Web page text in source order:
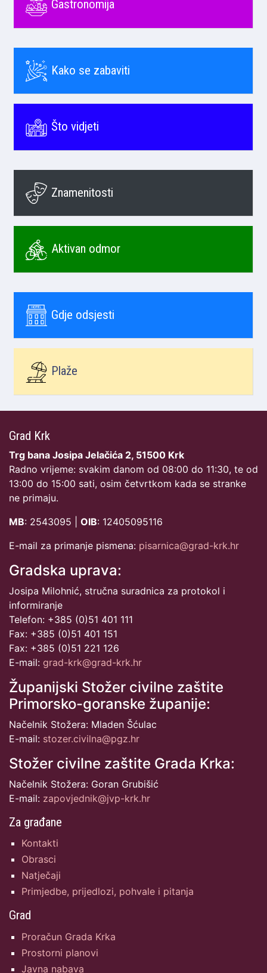
Gastronomija
Kako se zabaviti
Što vidjeti
Znamenitosti
Aktivan odmor
Gdje odsjesti
Plaže
Grad Krk
Trg bana Josipa Jelačića 2, 51500 Krk
Radno vrijeme: svakim danom od 08:00 do 11:30, te od
13:00 do 15:00 sati, osim četvrtkom kada se stranke
ne primaju.
MB: 2543095 | OIB: 12405095116
E-mail za primanje pismena: pisarnica@grad-krk.hr
Gradska uprava:
Josipa Milohnić, stručna suradnica za protokol i
informiranje
Telefon: +385 (0)51 401 111
Fax: +385 (0)51 401 151
Fax: +385 (0)51 221 126
E-mail: grad-krk@grad-krk.hr
Županijski Stožer civilne zaštite
Primorsko-goranske županije:
Načelnik Stožera: Mladen Šćulac
E-mail: stozer.civilna@pgz.hr
Stožer civilne zaštite Grada Krka:
Načelnik Stožera: Goran Grubišić
E-mail: zapovjednik@jvp-krk.hr
Za građane
Kontakti
Obrasci
Natječaji
Primjedbe, prijedlozi, pohvale i pitanja
Grad
Proračun Grada Krka
Prostorni planovi
Javna nabava